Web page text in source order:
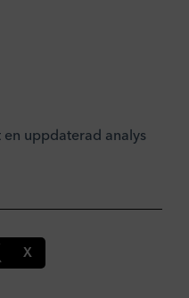
uppdaterad analys
X